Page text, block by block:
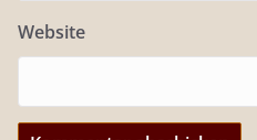
Website